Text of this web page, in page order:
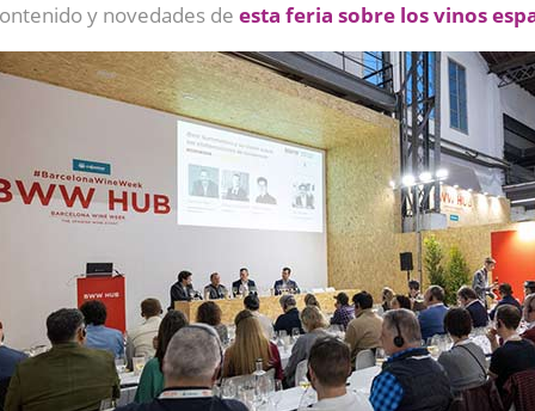
y novedades de esta feria sobre los vinos